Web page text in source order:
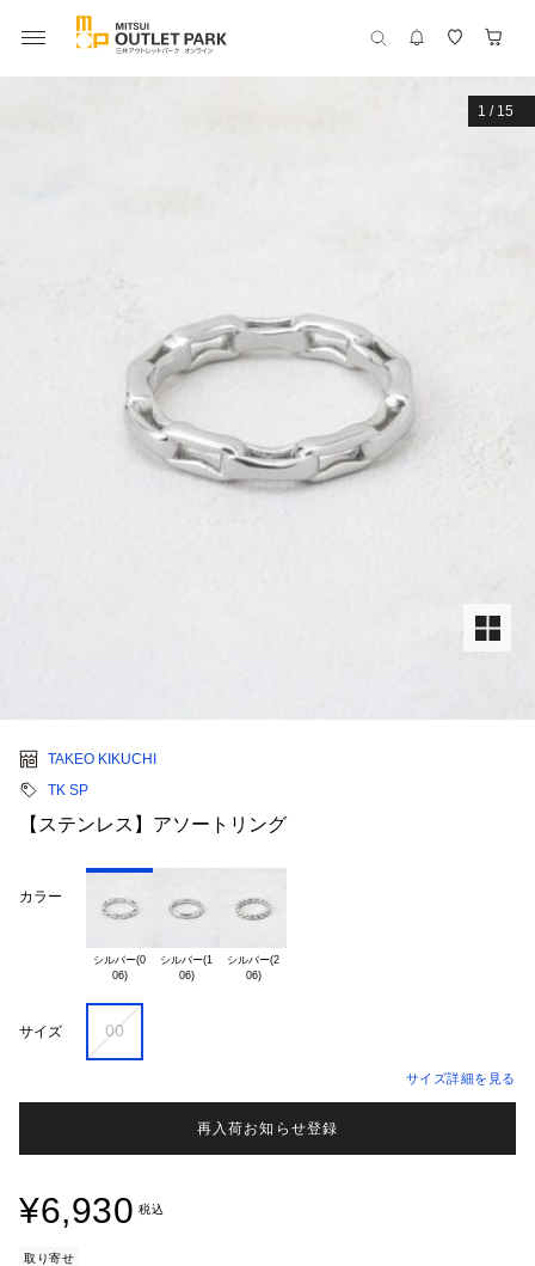
1 / 15
TAKEO KIKUCHI
TK SP
【ステンレス】アソートリング
カラー
シルバー(0
06)
シルバー(1
06)
シルバー(2
06)
サイズ 00
サイズ詳細を見る
再入荷お知らせ登録
¥6,930 税込
取り寄せ